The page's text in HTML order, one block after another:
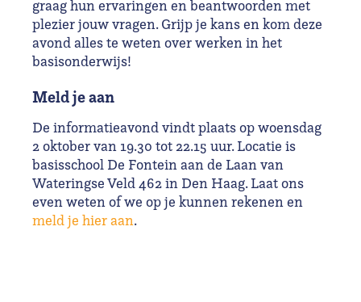
graag hun ervaringen en beantwoorden met
plezier jouw vragen. Grijp je kans en kom deze
avond alles te weten over werken in het
basisonderwijs!
Meld je aan
De informatieavond vindt plaats op woensdag
2 oktober van 19.30 tot 22.15 uur. Locatie is
basisschool De Fontein aan de Laan van
Wateringse Veld 462 in Den Haag. Laat ons
even weten of we op je kunnen rekenen en
meld je hier aan.